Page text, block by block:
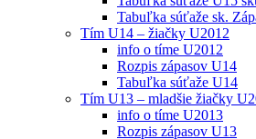
Tabuľka súťaže sk.
Tím U14 – žiačky U2012
info o tíme U2012
Rozpis zápasov U14
Tabuľka súťaže U14
Tím U13 – mladšie žiačky
info o tíme U2013
Rozpis zápasov U13